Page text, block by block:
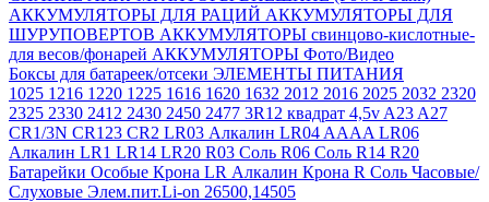
АККУМУЛЯТОРЫ ДЛЯ РАЦИЙ АККУМУЛЯТОРЫ ДЛЯ
ШУРУПОВЕРТОВ АККУМУЛЯТОРЫ свинцово-кислотные-
для весов/фонарей АККУМУЛЯТОРЫ Фото/Видео
Боксы для батареек/отсеки ЭЛЕМЕНТЫ ПИТАНИЯ
1025 1216 1220 1225 1616 1620 1632 2012 2016 2025 2032 2320
2325 2330 2412 2430 2450 2477 3R12 квадрат 4,5v A23 A27
CR1/3N CR123 CR2 LR03 Алкалин LR04 AAAA LR06
Алкалин LR1 LR14 LR20 R03 Соль R06 Соль R14 R20
Батарейки Особые Крона LR Алкалин Крона R Соль Часовые/
Слуховые Элем.пит.Li-on 26500,14505